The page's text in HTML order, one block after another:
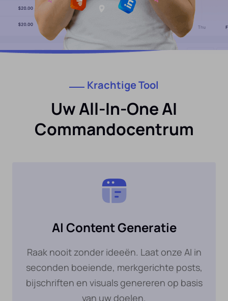
Krachtige Tool
Uw All-In-One AI
Commandocentrum
AI Content Generatie
Raak nooit zonder ideeën. Laat onze AI in
seconden boeiende, merkgerichte posts,
bijschriften en visuals genereren op basis
van uw doelen.